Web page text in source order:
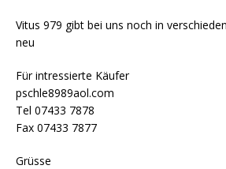
Vitus 979 gibt bei uns noch in
neu
Für intressierte Käufer
pschle8989aol.com
Tel 07433 7878
Fax 07433 7877
Grüsse